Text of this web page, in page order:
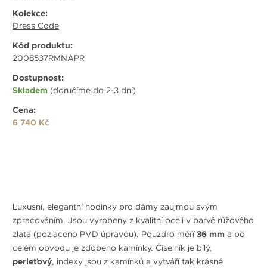
Kolekce:
Dress Code
Kód produktu:
2008537RMNAPR
Dostupnost:
Skladem (doručíme do 2-3 dní)
Cena:
6 740 Kč
Luxusní, elegantní hodinky pro dámy zaujmou svým
zpracováním. Jsou vyrobeny z kvalitní oceli v barvě růžového
zlata (pozlaceno PVD úpravou). Pouzdro měří36 mm a po
celém obvodu je zdobeno kamínky. Číselník je bílý,
perleťový, indexy jsou z kamínků a vytváří tak krásné